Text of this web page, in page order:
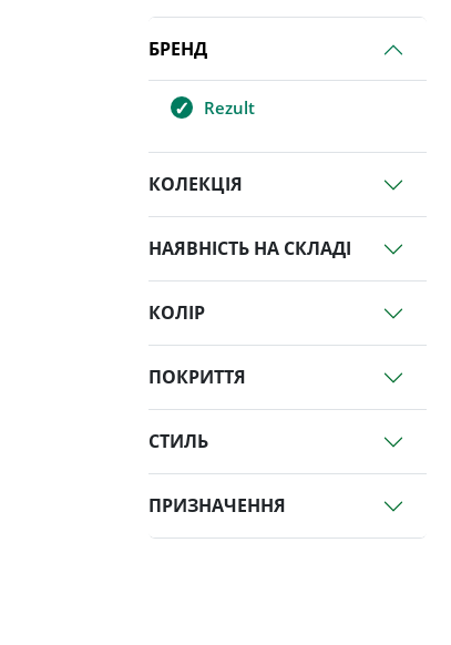
БРЕНД
Rezult
КОЛЕКЦІЯ
НАЯВНІСТЬ НА СКЛАДІ
КОЛІР
ПОКРИТТЯ
СТИЛЬ
ПРИЗНАЧЕННЯ